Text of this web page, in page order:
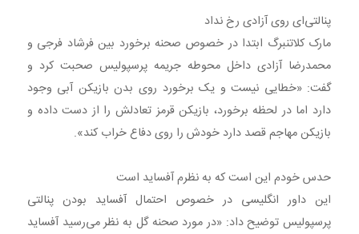
پنالتی‌ای روی آزادی رخ نداد
مارک کلاتنبرگ ابتدا در خصوص صحنه برخورد بین فرشاد فرجی و
محمدرضا آزادی داخل محوطه جریمه پرسپولیس صحبت کرد و
گفت: «خطایی نیست و یک برخورد روی بدن بازیکن آبی وجود
دارد اما در لحظه برخورد، بازیکن قرمز تعادلش را از دست داده و
بازیکن مهاجم قصد دارد خودش را روی دفاع خراب کند».
حدس خودم این است که به نظرم آفساید است
این داور انگلیسی در خصوص احتمال آفساید بودن پنالتی
پرسپولیس توضیح داد: «در مورد صحنه گل به نظر می‌رسید آفساید